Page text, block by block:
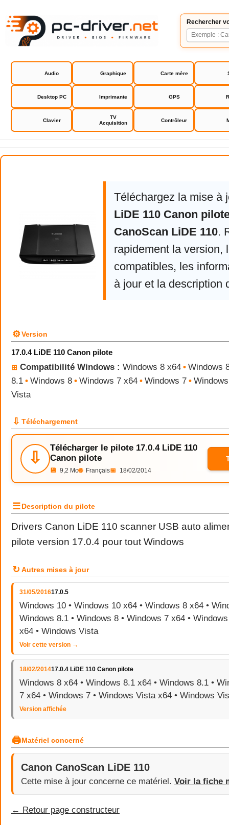
Rechercher
Audio Graphique Carte mère
Desktop PC Imprimante GPS
Clavier
TV
Acquisition
Contrôleur
Canon CanoScan LiDE 110
Téléchargez la mise à
LiDE 110 Canon
CanoScan LiDE 110.
rapidement la version,
compatibles, les
à jour et la description
⚙Version
17.0.4 LiDE 110 Canon pilote
⊞ Compatibilité Windows : Windows 8 x64 • Windows
8.1 • Windows 8 • Windows 7 x64 • Windows 7 •
Vista
⇩ Téléchargement
⇩
Télécharger le pilote 17.0.4 LiDE 110
Canon pilote
💾 9,2 Mo🌐 Français📅 18/02/2014
☰Description du pilote
Drivers Canon LiDE 110 scanner USB auto
pilote version 17.0.4 pour tout Windows
↻ Autres mises à jour
31/05/201617.0.5
Windows 10 • Windows 10 x64 • Windows 8 x64 •
Windows 8.1 • Windows 8 • Windows 7 x64 •
x64 • Windows Vista
Voir cette version →
18/02/201417.0.4 LiDE 110 Canon pilote
Windows 8 x64 • Windows 8.1 x64 • Windows 8.1 •
7 x64 • Windows 7 • Windows Vista x64 • Windows
Version affichée
🖨Matériel concerné
Canon CanoScan LiDE 110
Cette mise à jour concerne ce matériel. Voir la fiche
← Retour page constructeur